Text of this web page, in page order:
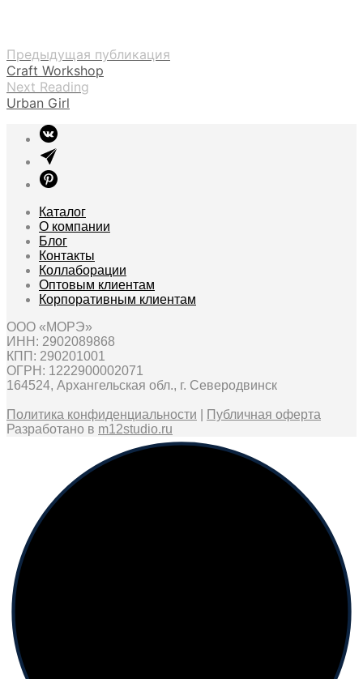
Предыдущая публикация
Craft Workshop
Next Reading
Urban Girl
Каталог
О компании
Блог
Контакты
Коллаборации
Оптовым клиентам
Корпоративным клиентам
ООО «МОРЭ»
ИНН: 2902089868
КПП: 290201001
ОГРН: 1222900002071
164524, Архангельская обл., г. Северодвинск
Политика конфиденциальности
Публичная оферта
Разработано в m12studio.ru